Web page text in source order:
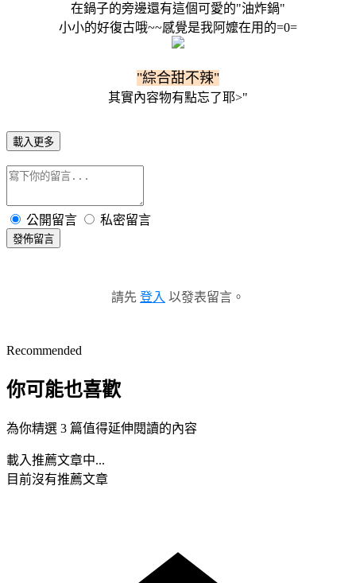
在鍋子的旁邊還有這個可愛的"油炸鍋"
小小的好復古哦~~感覺是我阿嬤在用的=0=
"綜合甜不辣"
其實內容物有點忘了耶>"
載入更多
公開留言 私密留言
發佈留言
請先 登入 以發表留言。
Recommended
你可能也喜歡
為你精選 3 篇值得延伸閱讀的內容
載入推薦文章中...
目前沒有推薦文章